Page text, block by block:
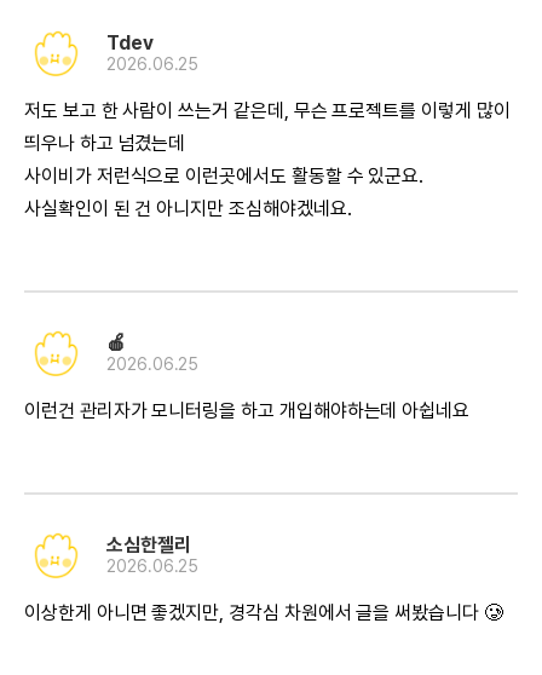
Tdev
2026.06.25
저도 보고 한 사람이 쓰는거 같은데, 무슨 프로젝트를 이렇게 많이
띄우나 하고 넘겼는데
사이비가 저런식으로 이런곳에서도 활동할 수 있군요.
사실확인이 된 건 아니지만 조심해야겠네요.
🍎
2026.06.25
이런건 관리자가 모니터링을 하고 개입해야하는데 아쉽네요
소심한젤리
2026.06.25
이상한게 아니면 좋겠지만, 경각심 차원에서 글을 써봤습니다 🥲